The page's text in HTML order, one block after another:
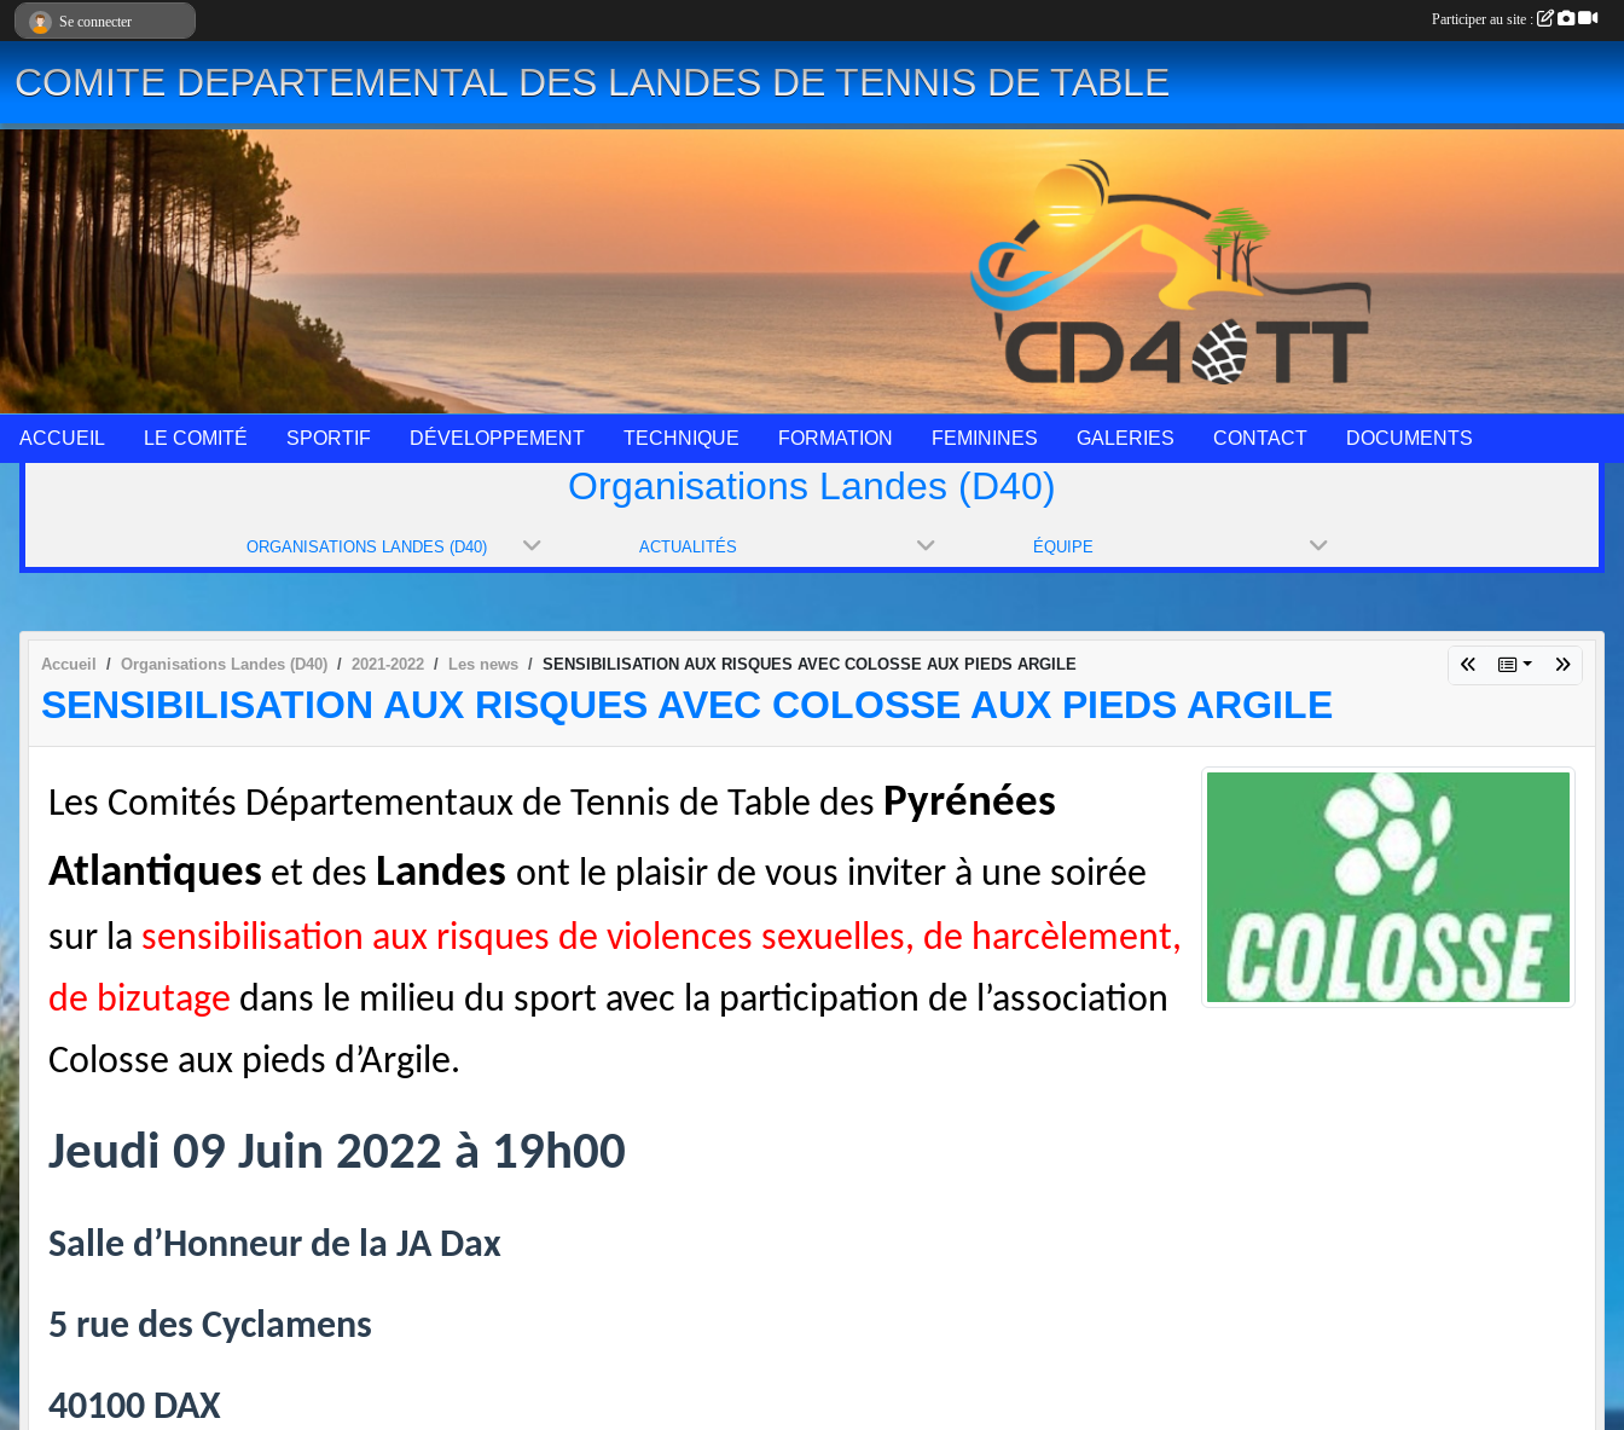
COMITE DEPARTEMENTAL DES LANDES DE TENNIS DE TABLE
ACCUEIL LE COMITÉ SPORTIF DÉVELOPPEMENT TECHNIQUE FORMATION FEMININES GALERIES CONTACT DOCUMENTS
Organisations Landes (D40)
ORGANISATIONS LANDES (D40) ACTUALITÉS ÉQUIPE
Accueil Organisations Landes (D40) 2021-2022 Les news SENSIBILISATION AUX RISQUES AVEC COLOSSE AUX PIEDS ARGILE
SENSIBILISATION AUX RISQUES AVEC COLOSSE AUX PIEDS ARGILE
Les Comités Départementaux de Tennis de Table des Pyrénées
Atlantiques et des Landes ont le plaisir de vous inviter à une soirée
sur la sensibilisation aux risques de violences sexuelles, de harcèlement,
de bizutage dans le milieu du sport avec la participation de l’association
Colosse aux pieds d’Argile.
Jeudi 09 Juin 2022 à 19h00
Salle d’Honneur de la JA Dax
5 rue des Cyclamens
40100 DAX
Se connecter Participer au site :
Panneau de gestion des cookies